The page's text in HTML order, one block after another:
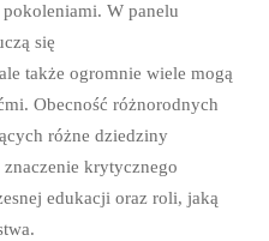
W panelu
się
także ogromnie wiele mogą
Obecność różnorodnych
różne dziedziny
krytycznego
edukacji oraz roli, jaką